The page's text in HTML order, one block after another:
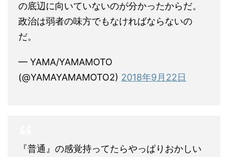
の底辺に向いていないのが分かったからだ。
政治は弱者の味方でもなければならないの
だ。
— YAMA/YAMAMOTO
(@YAMAYAMAMOTO2) 2018年9月22日
『普通』の感覚持ってたらやっぱりおかしい